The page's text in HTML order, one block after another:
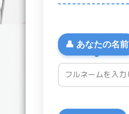
👤 あなたの名前